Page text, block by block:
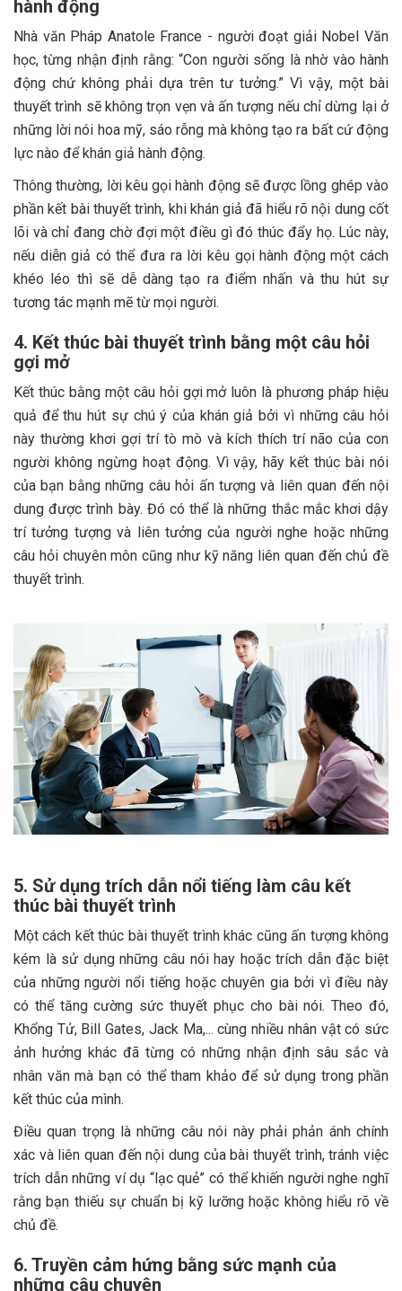
hành động
Nhà văn Pháp Anatole France - người đoạt giải Nobel Văn
học, từng nhận định rằng: “Con người sống là nhờ vào hành
động chứ không phải dựa trên tư tưởng.” Vì vậy, một bài
thuyết trình sẽ không trọn vẹn và ấn tượng nếu chỉ dừng lại ở
những lời nói hoa mỹ, sáo rỗng mà không tạo ra bất cứ động
lực nào để khán giả hành động.
Thông thường, lời kêu gọi hành động sẽ được lồng ghép vào
phần kết bài thuyết trình, khi khán giả đã hiểu rõ nội dung cốt
lõi và chỉ đang chờ đợi một điều gì đó thúc đẩy họ. Lúc này,
nếu diễn giả có thể đưa ra lời kêu gọi hành động một cách
khéo léo thì sẽ dễ dàng tạo ra điểm nhấn và thu hút sự
tương tác mạnh mẽ từ mọi người.
4. Kết thúc bài thuyết trình bằng một câu hỏi
gợi mở
Kết thúc bằng một câu hỏi gợi mở luôn là phương pháp hiệu
quả để thu hút sự chú ý của khán giả bởi vì những câu hỏi
này thường khơi gợi trí tò mò và kích thích trí não của con
người không ngừng hoạt động. Vì vậy, hãy kết thúc bài nói
của bạn bằng những câu hỏi ấn tượng và liên quan đến nội
dung được trình bày. Đó có thể là những thắc mắc khơi dậy
trí tưởng tượng và liên tưởng của người nghe hoặc những
câu hỏi chuyên môn cũng như kỹ năng liên quan đến chủ đề
thuyết trình.
5. Sử dụng trích dẫn nổi tiếng làm câu kết
thúc bài thuyết trình
Một cách kết thúc bài thuyết trình khác cũng ấn tượng không
kém là sử dụng những câu nói hay hoặc trích dẫn đặc biệt
của những người nổi tiếng hoặc chuyên gia bởi vì điều này
có thể tăng cường sức thuyết phục cho bài nói. Theo đó,
Khổng Tử, Bill Gates, Jack Ma,... cùng nhiều nhân vật có sức
ảnh hưởng khác đã từng có những nhận định sâu sắc và
nhân văn mà bạn có thể tham khảo để sử dụng trong phần
kết thúc của mình.
Điều quan trọng là những câu nói này phải phản ánh chính
xác và liên quan đến nội dung của bài thuyết trình, tránh việc
trích dẫn những ví dụ “lạc quẻ” có thể khiến người nghe nghĩ
rằng bạn thiếu sự chuẩn bị kỹ lưỡng hoặc không hiểu rõ về
chủ đề.
6. Truyền cảm hứng bằng sức mạnh của
những câu chuyện